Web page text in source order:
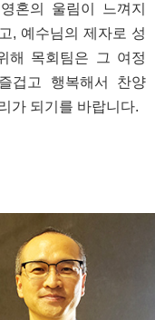
혼의 울림이 느껴지
, 예수님의 제자로 성
해 목회팀은 그 여정
겁고 행복해서 찬양
가 되기를 바랍니다.